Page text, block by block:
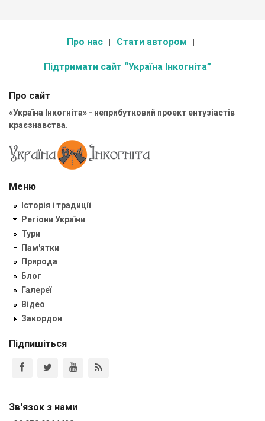
Про нас Стати автором
Підтримати сайт “Україна Інкогніта”
Про сайт
«Україна Інкогніта» - неприбутковий проект ентузіастів
краєзнавства.
Меню
Історія і традиції
Регіони України
Тури
Пам'ятки
Природа
Блог
Галереї
Відео
Закордон
Підпишіться
Зв'язок з нами